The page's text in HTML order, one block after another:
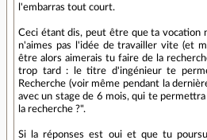
l'embarras tout court.
Ceci étant dis, peut être que ta vocation
n'aimes pas l'idée de travailler vite (et
être alors aimerais tu faire de la
trop tard : le titre d'ingénieur te
Recherche (voir même pendant la
avec un stage de 6 mois, qui te
la recherche ?".
Si la réponses est oui et que tu